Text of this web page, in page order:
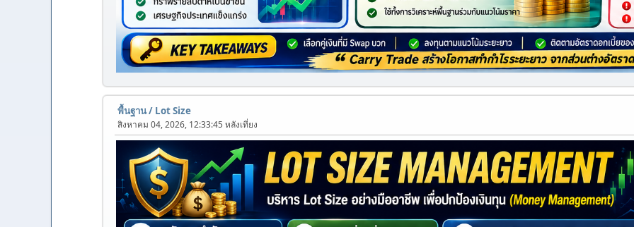
พื้นฐาน/ Lot Size
สิงหาคม 04, 2026, 12:33:45 หลังเที่ยง